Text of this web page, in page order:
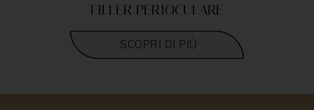
FILLER PERIOCULARE
LEGGI TUTTO